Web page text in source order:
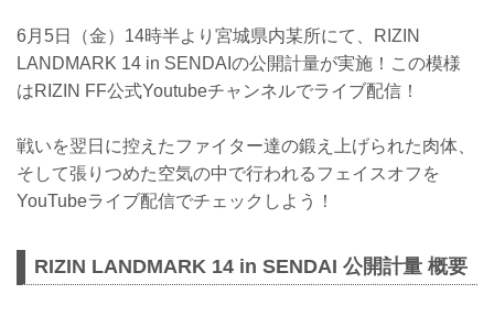
6月5日（金）14時半より宮城県内某所にて、RIZIN
LANDMARK 14 in SENDAIの公開計量が実施！この模様
はRIZIN FF公式Youtubeチャンネルでライブ配信！
戦いを翌日に控えたファイター達の鍛え上げられた肉体、
そして張りつめた空気の中で行われるフェイスオフを
YouTubeライブ配信でチェックしよう！
RIZIN LANDMARK 14 in SENDAI 公開計量 概要